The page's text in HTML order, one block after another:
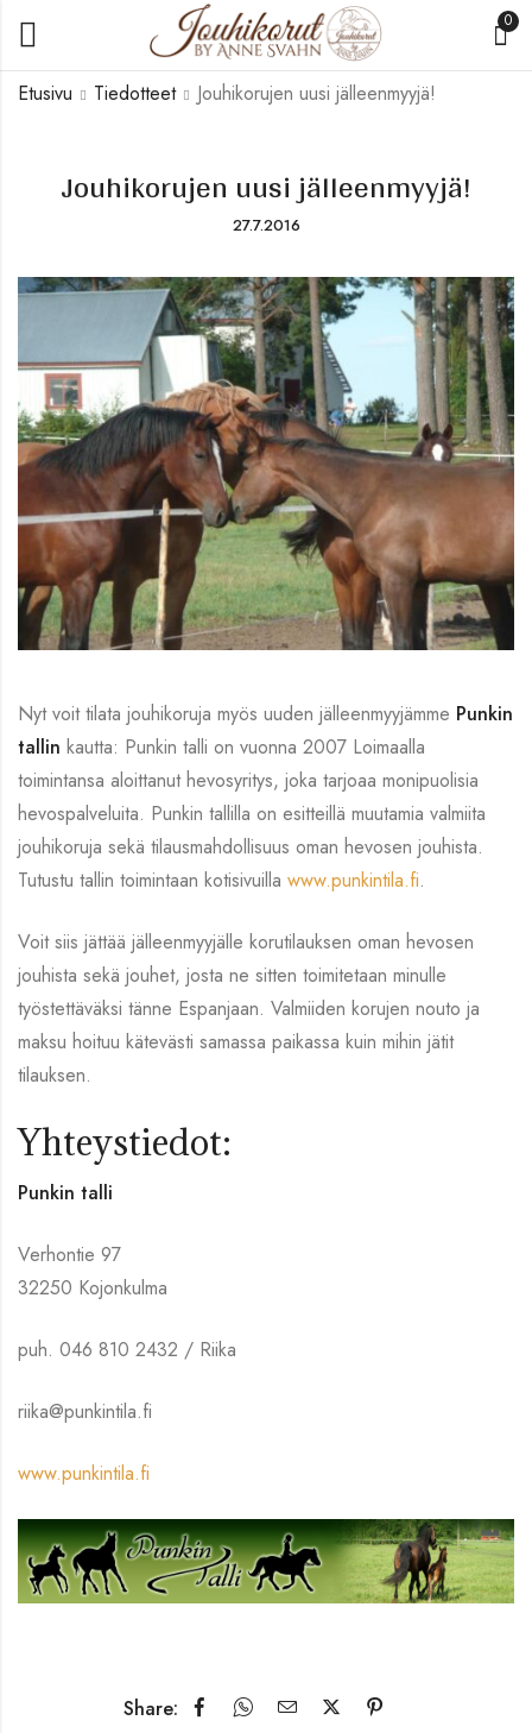
0
Etusivu Tiedotteet Jouhikorujen uusi jälleenmyyjä!
Jouhikorujen uusi jälleenmyyjä!
27.7.2016
Nyt voit tilata jouhikoruja myös uuden jälleenmyyjämme Punkin
tallin kautta: Punkin talli on vuonna 2007 Loimaalla
toimintansa aloittanut hevosyritys, joka tarjoaa monipuolisia
hevospalveluita. Punkin tallilla on esitteillä muutamia valmiita
jouhikoruja sekä tilausmahdollisuus oman hevosen jouhista.
Tutustu tallin toimintaan kotisivuilla www.punkintila.fi.
Voit siis jättää jälleenmyyjälle korutilauksen oman hevosen
jouhista sekä jouhet, josta ne sitten toimitetaan minulle
työstettäväksi tänne Espanjaan. Valmiiden korujen nouto ja
maksu hoituu kätevästi samassa paikassa kuin mihin jätit
tilauksen.
Yhteystiedot:
Punkin talli
Verhontie 97
32250 Kojonkulma
puh. 046 810 2432 / Riika
riika@punkintila.fi
www.punkintila.fi
Share: